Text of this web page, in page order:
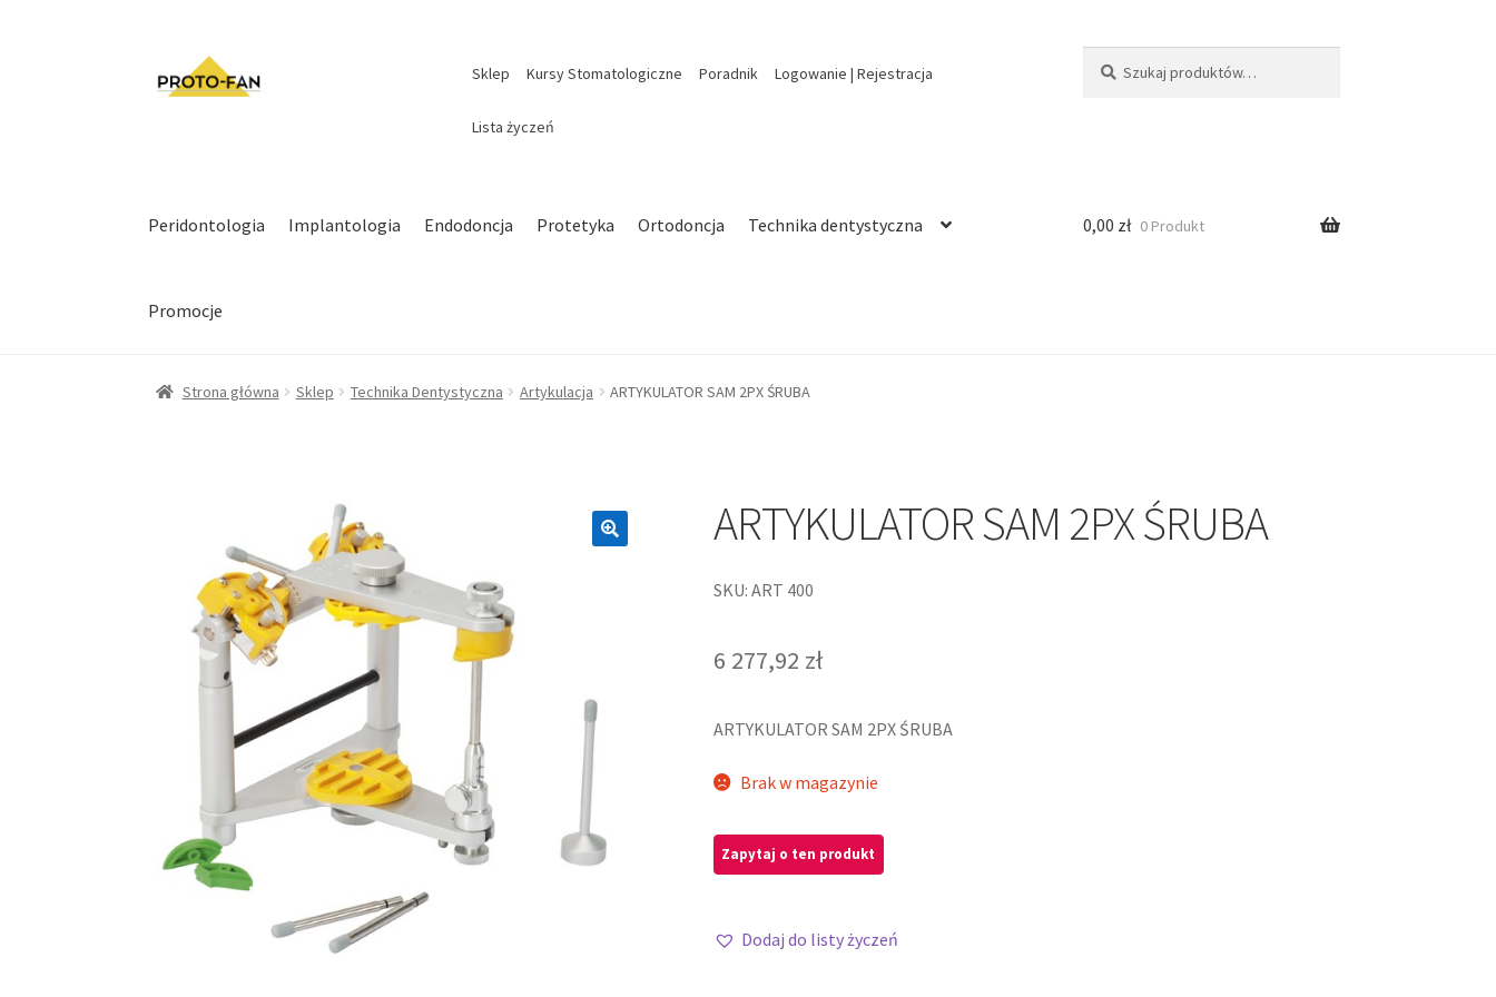
Sklep Kursy Stomatologiczne Poradnik Logowanie | Rejestracja
Lista życzeń
Peridontologia Implantologia Endodoncja Protetyka Ortodoncja Technika dentystyczna
Promocje
0,00 zł 0 Produkt
Strona główna Sklep Technika Dentystyczna Artykulacja ARTYKULATOR SAM 2PX ŚRUBA
ARTYKULATOR SAM 2PX ŚRUBA
SKU: ART 400
6 277,92 zł
ARTYKULATOR SAM 2PX ŚRUBA
Brak w magazynie
Dodaj do listy życzeń